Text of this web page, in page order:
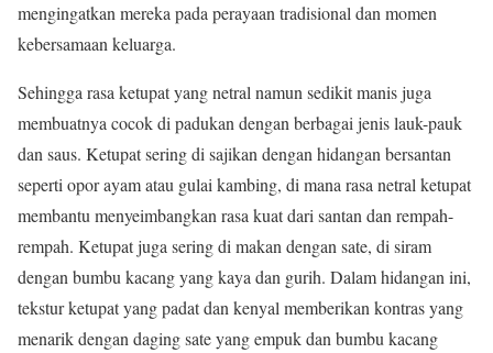
mengingatkan mereka pada perayaan tradisional dan momen
kebersamaan keluarga.
Sehingga rasa ketupat yang netral namun sedikit manis juga
membuatnya cocok di padukan dengan berbagai jenis lauk-pauk
dan saus. Ketupat sering di sajikan dengan hidangan bersantan
seperti opor ayam atau gulai kambing, di mana rasa netral ketupat
membantu menyeimbangkan rasa kuat dari santan dan rempah-
rempah. Ketupat juga sering di makan dengan sate, di siram
dengan bumbu kacang yang kaya dan gurih. Dalam hidangan ini,
tekstur ketupat yang padat dan kenyal memberikan kontras yang
menarik dengan daging sate yang empuk dan bumbu kacang